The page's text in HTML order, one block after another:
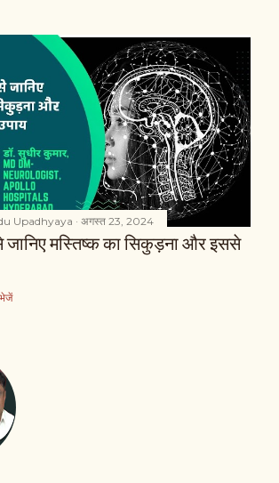
Upadhyaya अगस्त 23, 2024
जानिए मस्तिष्क का सिकुड़ना और इससे
भेजें